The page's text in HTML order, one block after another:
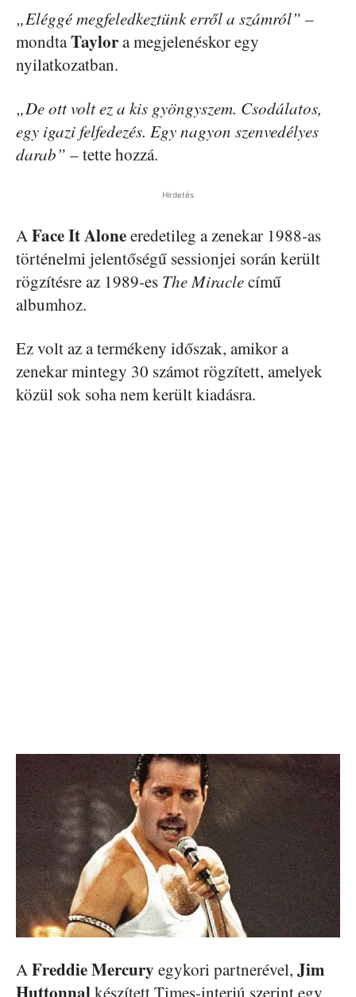
„Eléggé megfeledkeztünk erről a számról” –
mondtaTaylora megjelenéskor egy
nyilatkozatban.
„De ott volt ez a kis gyöngyszem. Csodálatos,
egy igazi felfedezés. Egy nagyon szenvedélyes
darab” – tette hozzá.
Hirdetés
AFace It Aloneeredetileg a zenekar 1988-as
történelmi jelentőségű sessionjei során került
rögzítésre az 1989-es The Miraclecímű
albumhoz.
Ez volt az a termékeny időszak, amikor a
zenekar mintegy 30 számot rögzített, amelyek
közül sok soha nem került kiadásra.
AFreddie Mercury egykori partnerével, Jim
Huttonnal készített Times-interjú szerint egy